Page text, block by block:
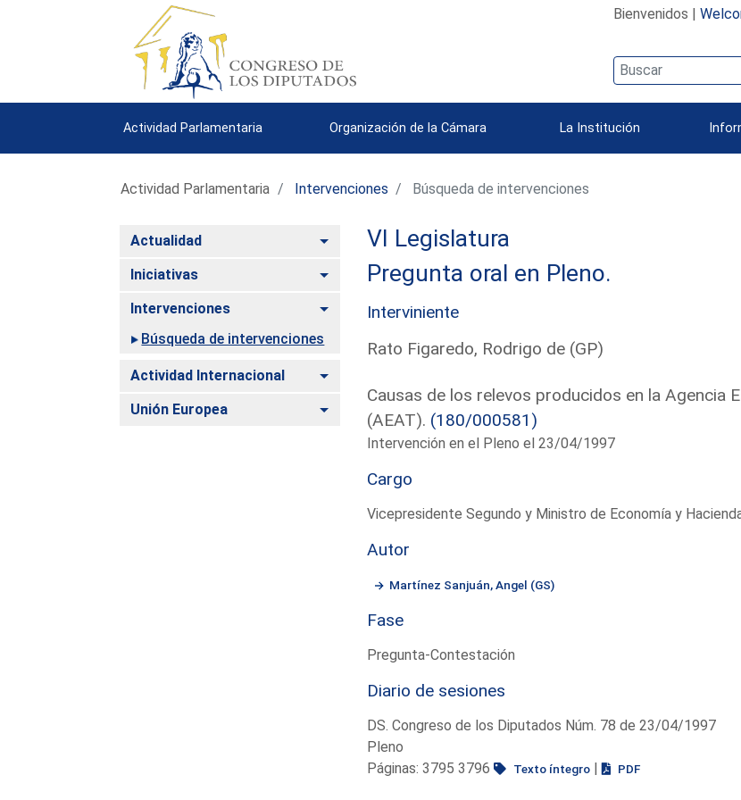
Bienvenidos |
Actividad Parlamentaria Organización de la Cámara La Institución
Actividad Parlamentaria Intervenciones Búsqueda de intervenciones
Actualidad Alternar
Iniciativas Alternar
Intervenciones
Alternar
Búsqueda de intervenciones
Actividad Internacional Alternar
Unión Europea Alternar
VI Legislatura
Pregunta oral en Pleno.
Interviniente
Rato Figaredo, Rodrigo de (GP)
Causas de los relevos producidos en la Agencia
(AEAT). (180/000581)
Intervención en el Pleno el 23/04/1997
Cargo
Vicepresidente Segundo y Ministro de Economía y
Autor
Martínez Sanjuán, Angel (GS)
Fase
Pregunta-Contestación
Diario de sesiones
DS. Congreso de los Diputados Núm. 78 de 23/04/1997
Pleno
Páginas: 3795 3796
Texto íntegro| PDF